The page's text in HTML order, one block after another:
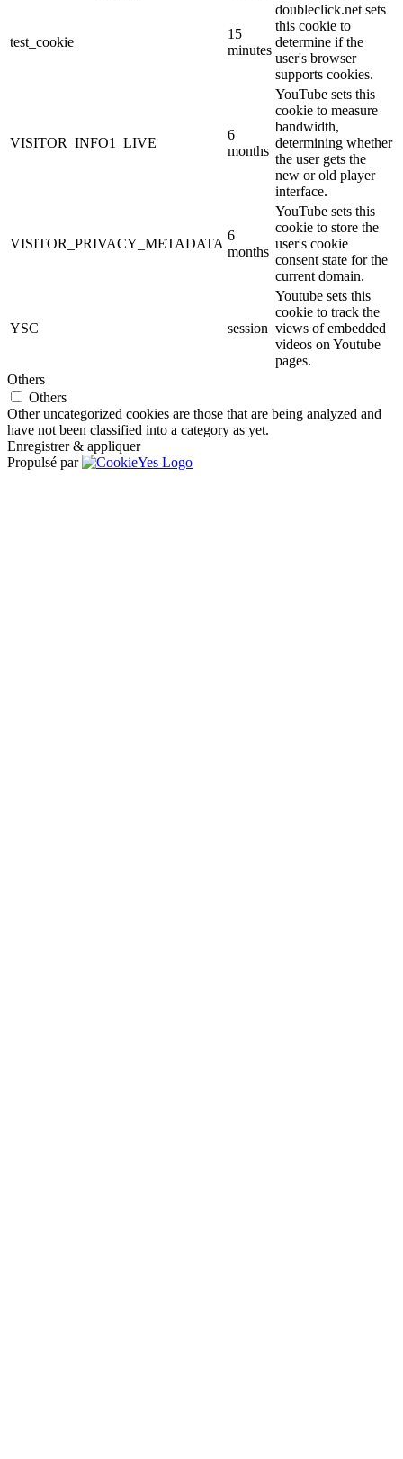
test_cookie
15
minutes
doubleclick.net sets
this cookie to
determine if the
user's browser
supports cookies.
VISITOR_INFO1_LIVE
6
months
YouTube sets this
cookie to measure
bandwidth,
determining whether
the user gets the
new or old player
interface.
VISITOR_PRIVACY_METADATA
6
months
YouTube sets this
cookie to store the
user's cookie
consent state for the
current domain.
YSC session
Youtube sets this
cookie to track the
views of embedded
videos on Youtube
pages.
Others
Others
Other uncategorized cookies are those that are being analyzed and
have not been classified into a category as yet.
Enregistrer & appliquer
Propulsé par